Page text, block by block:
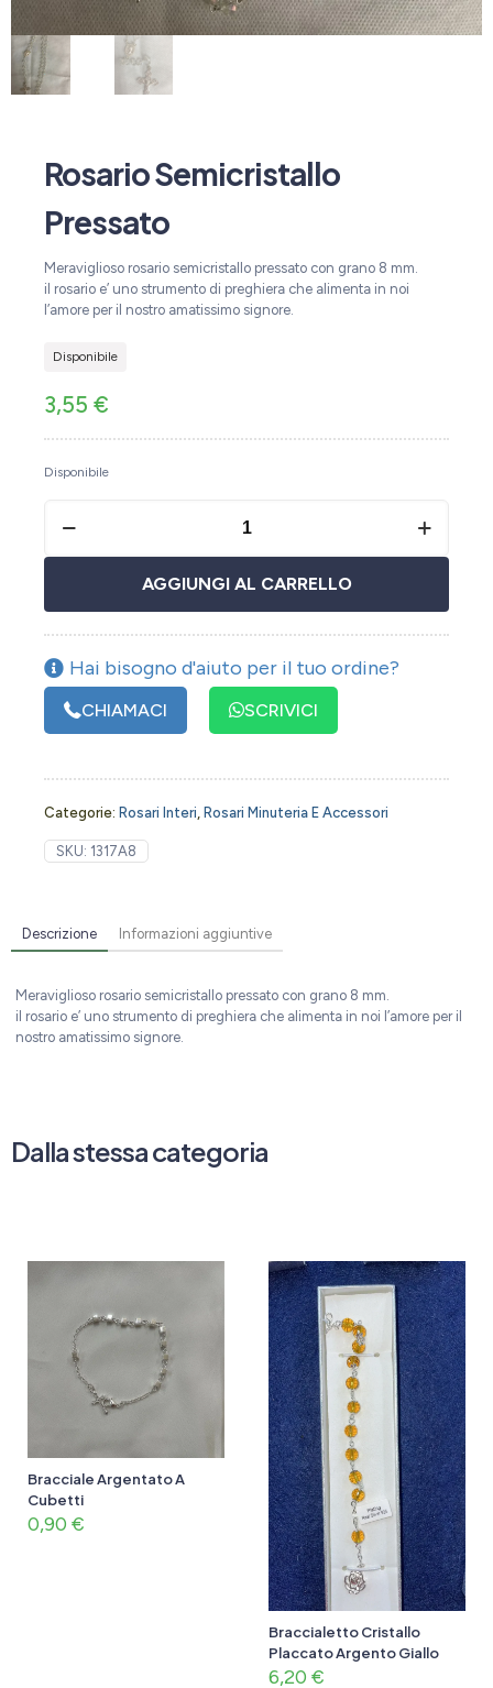
Rosario Semicristallo
Pressato
Meraviglioso rosario semicristallo pressato con grano 8 mm.
il rosario e’ uno strumento di preghiera che alimenta in noi
l’amore per il nostro amatissimo signore.
Disponibile
3,55 €
Disponibile
AGGIUNGI AL CARRELLO
Hai bisogno d'aiuto per il tuo ordine?
CHIAMACI SCRIVICI
Categorie: Rosari Interi Rosari Minuteria E Accessori
SKU: 1317A8
Descrizione Informazioni aggiuntive
Meraviglioso rosario semicristallo pressato con grano 8 mm.
il rosario e’ uno strumento di preghiera che alimenta in noi l’amore per il
nostro amatissimo signore.
Dalla stessa categoria
Bracciale Argentato A
Cubetti
0,90 €
Braccialetto Cristallo
Placcato Argento Giallo
6,20 €